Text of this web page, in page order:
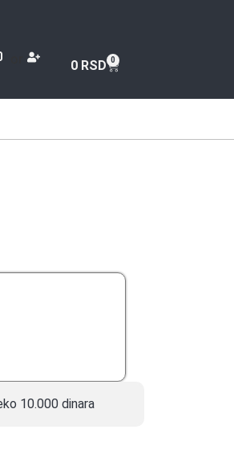
0 RSD 0
10.000 dinara